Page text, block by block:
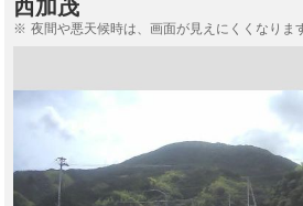
西加茂
夜間や悪天候時は、画面が見えにくくなりま